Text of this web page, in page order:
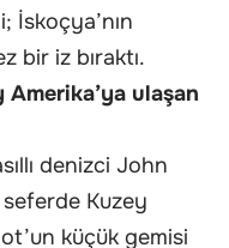
İskoçya’nın
bir iz bıraktı.
Amerika’ya ulaşan
denizci John
seferde Kuzey
küçük gemisi